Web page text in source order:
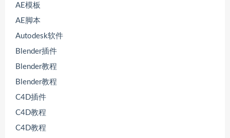
AE模板
AE脚本
Autodesk软件
Blender插件
Blender教程
Blender教程
C4D插件
C4D教程
C4D教程